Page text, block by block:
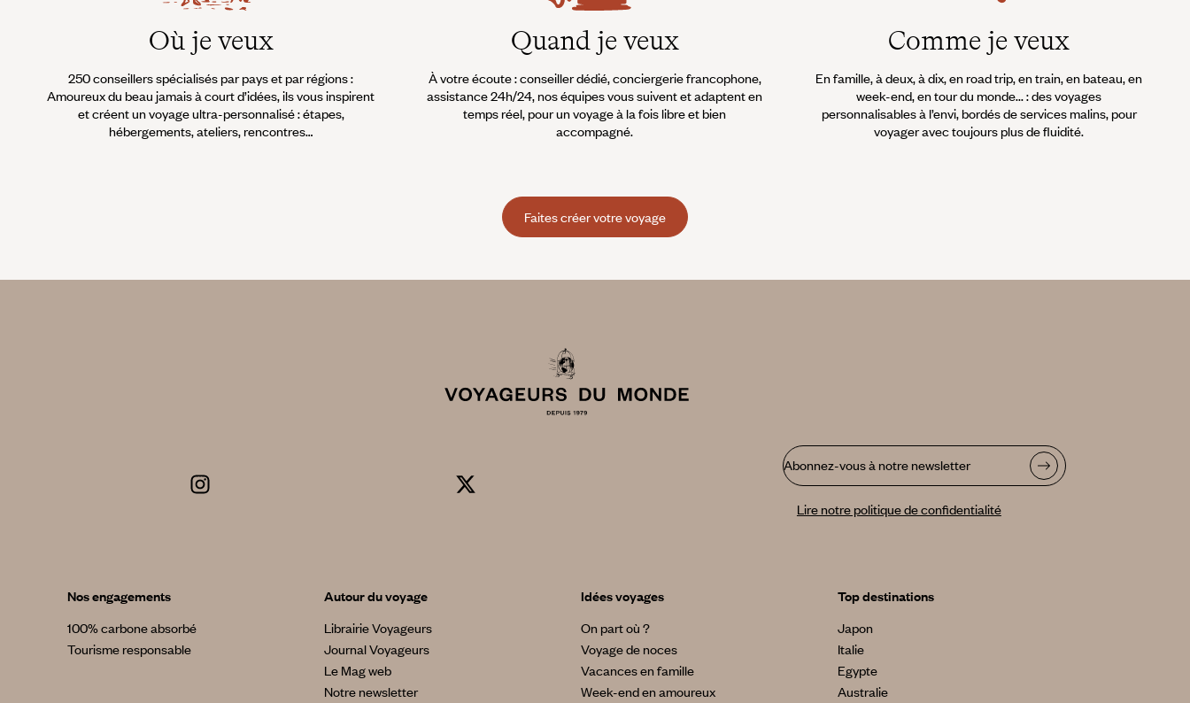
Où je veux
250 conseillers spécialisés par pays et par régions :
Amoureux du beau jamais à court d’idées, ils vous inspirent
et créent un voyage ultra-personnalisé : étapes,
hébergements, ateliers, rencontres…
Quand je veux
À votre écoute : conseiller dédié, conciergerie francophone,
assistance 24h/24, nos équipes vous suivent et adaptent en
temps réel, pour un voyage à la fois libre et bien
accompagné.
Comme je veux
En famille, à deux, à dix, en road trip, en train, en bateau, en
week-end, en tour du monde... : des voyages
personnalisables à l’envi, bordés de services malins, pour
voyager avec toujours plus de fluidité.
Faites créer votre voyage
Abonnez-vous à notre newsletter
Lire notre politique de confidentialité
Nos engagements
100% carbone absorbé
Tourisme responsable
Autour du voyage
Librairie Voyageurs
Journal Voyageurs
Le Mag web
Notre newsletter
Idées voyages
On part où ?
Voyage de noces
Vacances en famille
Week-end en amoureux
Top destinations
Japon
Italie
Egypte
Australie